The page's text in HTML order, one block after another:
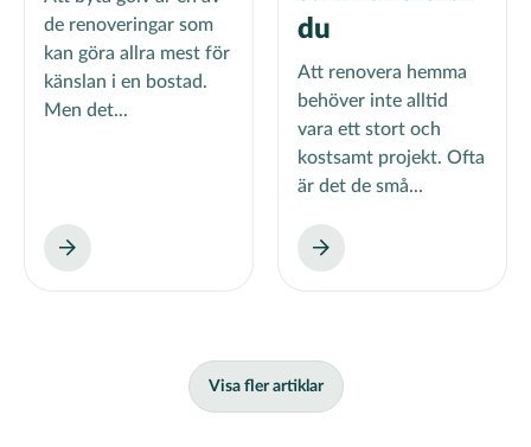
de renoveringar som
kan göra allra mest för
känslan i en bostad.
Men det...
du
Att renovera hemma
behöver inte alltid
vara ett stort och
kostsamt projekt. Ofta
är det de små...
Visa fler artiklar